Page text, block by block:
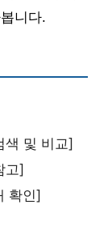
니다.
색 및 비교]
고]
확인]